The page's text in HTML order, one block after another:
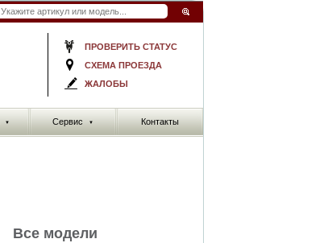
ПРОВЕРИТЬ СТАТУС
СХЕМА ПРОЕЗДА
ЖАЛОБЫ
▼ Сервис ▼ Контакты
Все модели